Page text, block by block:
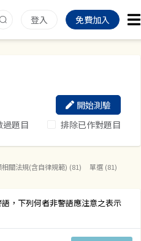
登入 免費加入
過題目 排除已作對題目
開始測驗
關法規(含自律規範) (81) 單選 (81)
，下列何者非警語應注意之表示